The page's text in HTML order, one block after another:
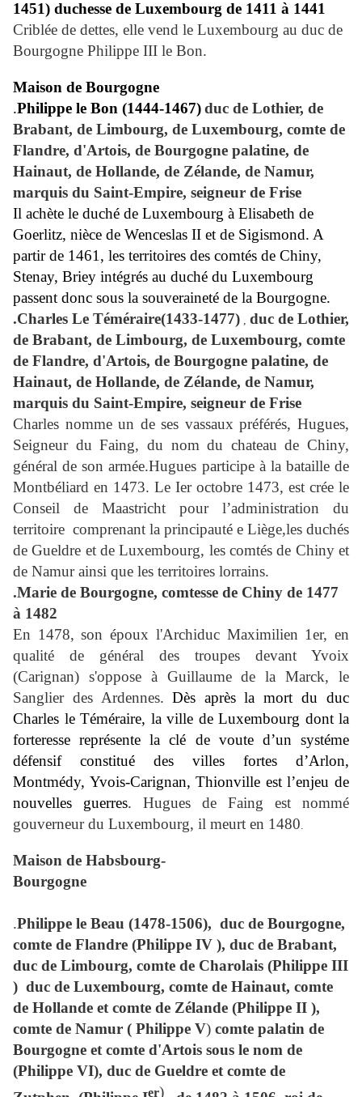
1451) duchesse de Luxembourg de 1411 à 1441
Criblée de dettes, elle vend le Luxembourg au duc de
Bourgogne Philippe III le Bon.
Maison de Bourgogne
.Philippe le Bon (1444-1467)duc de Lothier, de
Brabant, de Limbourg, de Luxembourg, comte de
Flandre, d'Artois, de Bourgogne palatine, de
Hainaut, de Hollande, de Zélande, de Namur,
marquis du Saint-Empire, seigneur de Frise
Il achète le duché de Luxembourg à Elisabeth de
Goerlitz, nièce de Wenceslas II et de Sigismond. A
partir de 1461, les territoires des comtés de Chiny,
Stenay, Briey intégrés au duché du Luxembourg
passent donc sous la souveraineté de la Bourgogne.
.Charles Le Téméraire(1433-1477) , duc de Lothier,
de Brabant, de Limbourg, de Luxembourg, comte
de Flandre, d'Artois, de Bourgogne palatine, de
Hainaut, de Hollande, de Zélande, de Namur,
marquis du Saint-Empire, seigneur de Frise
Charles nomme un de ses vassaux préférés, Hugues,
Seigneur du Faing, du nom du chateau de Chiny,
général de son armée.Hugues participe à la bataille de
Montbéliard en 1473. Le Ier octobre 1473, est crée le
Conseil de Maastricht pour l’administration du
territoire comprenant la principauté e Liège,les duchés
de Gueldre et de Luxembourg, les comtés de Chiny et
de Namur ainsi que les territoires lorrains.
.Marie de Bourgogne, comtesse de Chiny de 1477
à 1482
En 1478, son époux l'Archiduc Maximilien 1er, en
qualité de général des troupes devant Yvoix
(Carignan) s'oppose à Guillaume de la Marck, le
Sanglier des Ardennes. Dès après la mort du duc
Charles le Téméraire, la ville de Luxembourg dont la
forteresse représente la clé de voute d’un systéme
défensif constitué des villes fortes d’Arlon,
Montmédy, Yvois-Carignan, Thionville est l’enjeu de
nouvelles guerres. Hugues de Faing est nommé
gouverneur du Luxembourg, il meurt en 1480.
Maison de Habsbourg-
Bourgogne
.Philippe le Beau (1478-1506), duc de Bourgogne,
comte de Flandre (Philippe IV ), duc de Brabant,
duc de Limbourg, comte de Charolais (Philippe III
) duc de Luxembourg, comte de Hainaut, comte
de Hollande et comte de Zélande (Philippe II ),
comte de Namur ( Philippe V) comte palatin de
Bourgogne et comte d'Artois sous le nom de
(Philippe VI), duc de Gueldre et comte de
er)